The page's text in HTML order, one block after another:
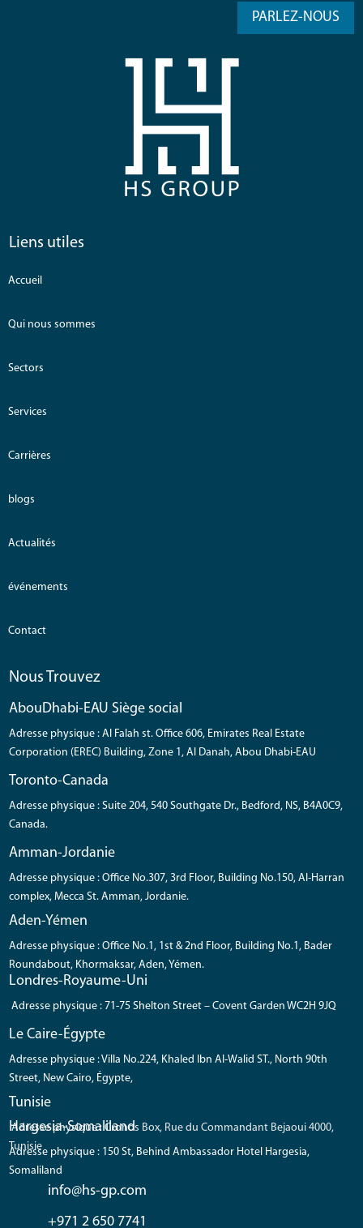
Liens utiles
Accueil
Qui nous sommes
Sectors
Services
Carrières
blogs
Actualités
événements
Contact
Nous Trouvez
AbouDhabi-EAU Siège social
Adresse physique : Al Falah st. Office 606, Emirates Real Estate
Corporation (EREC) Building, Zone 1, Al Danah, Abou Dhabi-EAU
Toronto-Canada
Adresse physique : Suite 204, 540 Southgate Dr., Bedford, NS, B4A0C9,
Canada.
Amman-Jordanie
Adresse physique : Office No.307, 3rd Floor, Building No.150, Al-Harran
complex, Mecca St. Amman, Jordanie.
Aden-Yémen
Adresse physique : Office No.1, 1st & 2nd Floor, Building No.1, Bader
Roundabout, Khormaksar, Aden, Yémen.
Londres-Royaume-Uni
Adresse physique : 71-75 Shelton Street – Covent Garden WC2H 9JQ
Le Caire-Égypte
Adresse physique : Villa No.224, Khaled Ibn Al-Walid ST., North 90th
Street, New Cairo, Égypte,
Tunisie
Adresse physique : Cronos Box, Rue du Commandant Bejaoui 4000,
Tunisie
Hargesia-Somaliland
Adresse physique : 150 St, Behind Ambassador Hotel Hargesia,
Somaliland
info@hs-gp.com
+971 2 650 7741
PARLEZ-NOUS